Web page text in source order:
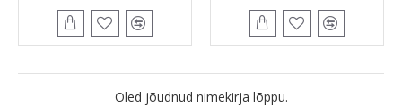
Oled jõudnud nimekirja lõppu.